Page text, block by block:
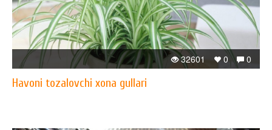
0
0
32601
Havoni tozalovchi xona gullari